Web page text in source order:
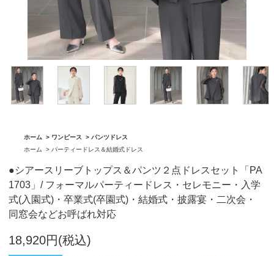
付きリボンサテン
キーローヒールパ
ンプス「SH1768」
スパンコール刺繍
グ「BA1762」
ホーム > ワンピース >パンツドレス
ホーム
> パーティードレス＆結婚式ドレス
●シアースリーブトップス＆パンツ２点ドレスセット「PA
1703」/ フォーマルパーティードレス・セレモニー・入学
式(入園式)・卒業式(卒園式)・結婚式・披露宴・二次会・
同窓会などお呼ばれ対応
18,920円(税込)